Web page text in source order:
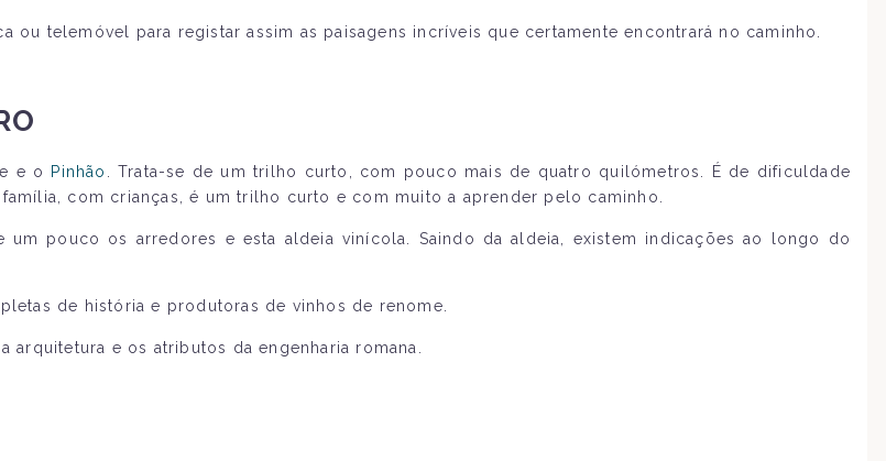
telemóvel para registar assim as paisagens incríveis que certamente encontrará no caminho.
e o Pinhão
. Trata-se de um trilho curto, com pouco mais de quatro quilómetros. É de dificuldade
com crianças, é um trilho curto e com muito a aprender pelo caminho.
um pouco os arredores e esta aldeia vinícola. Saindo da aldeia, existem indicações ao longo do
de história e produtoras de vinhos de renome.
e os atributos da engenharia romana.